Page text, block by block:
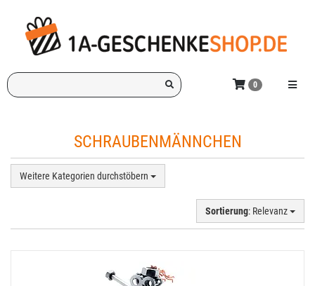
Hauptinhalt
springen
Ich
suche
Menü
0
SCHRAUBENMÄNNCHEN
Weitere Kategorien durchstöbern
Sortierung: Relevanz